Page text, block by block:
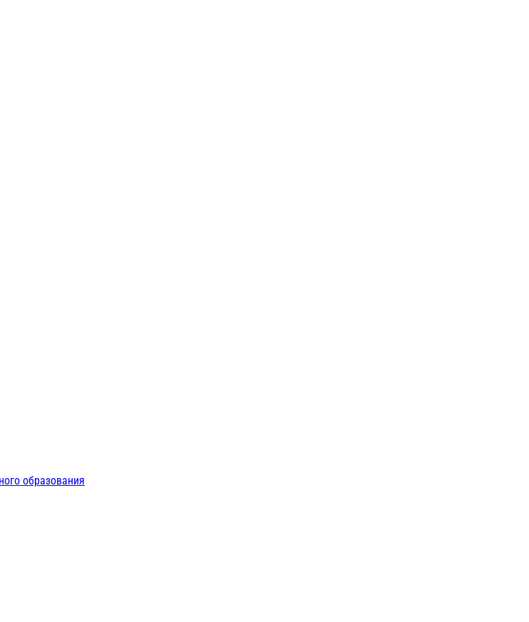
образования